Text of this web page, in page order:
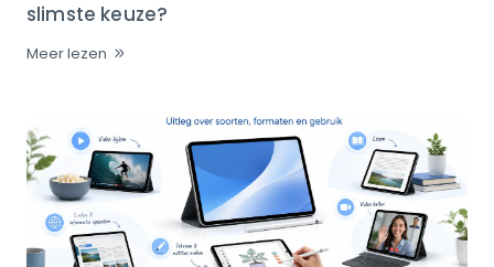
slimste keuze?
Meer lezen